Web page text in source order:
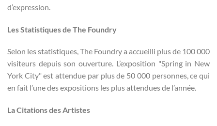
d’expression.
Les Statistiques de The Foundry
Selon les statistiques, The Foundry a accueilli plus de 100 000
visiteurs depuis son ouverture. L’exposition "Spring in New
York City" est attendue par plus de 50 000 personnes, ce qui
en fait l’une des expositions les plus attendues de l’année.
La Citations des Artistes